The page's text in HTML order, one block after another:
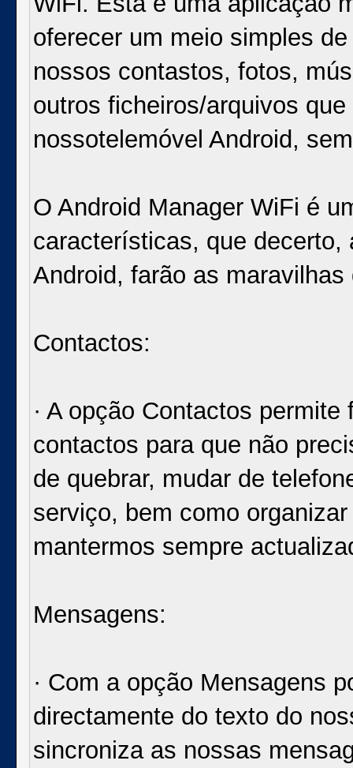
oferecer um meio simples
nossos contastos, fotos,
outros ficheiros/arquivos
nossotelemóvel Android,
O Android Manager WiFi é
características, que
Android, farão as
Contactos:
· A opção Contactos
contactos para que não
de quebrar, mudar de
serviço, bem como
mantermos sempre
Mensagens:
· Com a opção Mensagens
directamente do texto do
sincroniza as nossas